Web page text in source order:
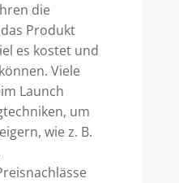
die
Produkt
es kostet und
Viele
Launch
um
wie z. B.